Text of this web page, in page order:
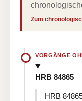
Zum
VORGÄNGE
HRB 84865
HRB